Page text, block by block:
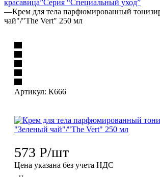
красавица”Серия “Специальный уход”
—Крем для тела парфюмированный
чай"/"The Vert" 250 мл
Артикул: К666
573 Р/шт
Цена указана без учета НДС